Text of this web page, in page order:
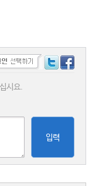
시요.
입력